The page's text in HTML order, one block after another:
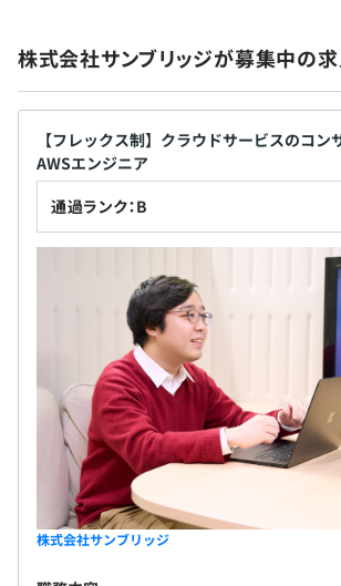
株式会社サンブリッジが募集中の
【フレックス制】クラウドサービスのコン
AWSエンジニア
通過ランク：B
株式会社サンブリッジ